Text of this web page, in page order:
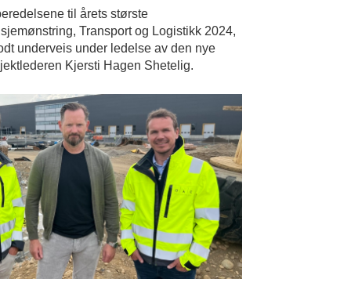
til årets største
Transport og Logistikk 2024,
underveis under ledelse av den nye
Kjersti Hagen Shetelig.